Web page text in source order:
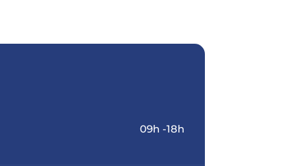
09h -18h